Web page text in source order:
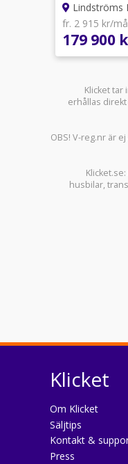
Lindströms
fr. 2 915 kr/
179 900
Klicket
erhållas
OBS! V-reg.nr är
Klicket.se
husbilar,
Klicket
Om Klicket
Säljtips
Kontakt &
Press